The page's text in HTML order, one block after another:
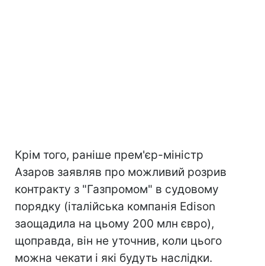
Крім того, раніше прем'єр-міністр
Азаров заявляв про можливий розрив
контракту з "Газпромом" в судовому
порядку (італійська компанія Edison
заощадила на цьому 200 млн євро),
щоправда, він не уточнив, коли цього
можна чекати і які будуть наслідки.